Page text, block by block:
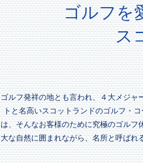
ゴルフを
ス
ゴルフ発祥の地とも言われ、４大メジャ
トと名高いスコットランドのゴルフ・
は、そんなお客様のために究極のゴルフ
大な自然に囲まれながら、名所と呼ばれ